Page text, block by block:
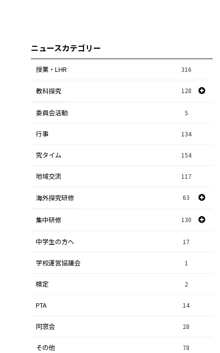
ニュースカテゴリー
授業・LHR 316
教科探究 128
スポーツ探究 1
課題研究 84
自然探究 2
数学探究 2
社会探究 23
人文探究 9
委員会活動 5
行事 134
究タイム 154
地域交流 117
海外探究研修 63
探究研修 28
集中研修 130
集中研修（スポーツ探究科） 36
集中研修（ビジネス探究科） 56
集中研修（総合探究科） 37
中学生の方へ 17
学校運営協議会 1
検定 2
PTA 14
同窓会 28
その他 78